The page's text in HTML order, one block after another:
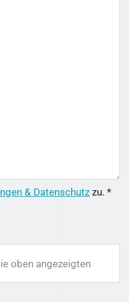
& Datenschutzzu. *
oben angezeigten